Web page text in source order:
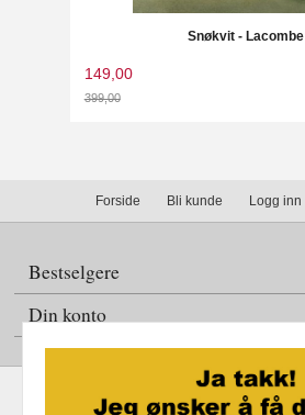
Snøkvit - Lacombe
149,00
399,00
Forside Bli kunde Logg inn
Bestselgere
Din konto